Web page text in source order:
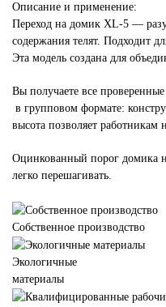
Описание и применение:
Переход на домик XL‑5 —
содержания телят. Подходит
Эта модель создана для
Вы получаете все
в групповом формате:
высота позволяет работникам
Оцинкованный порог домика
легко перешагивать.
Собственное производство
Экологичные
материалы